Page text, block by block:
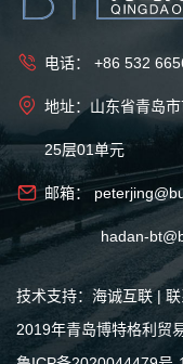
电话： +86 532
地址：山东省青岛
25层01单元
邮箱：
hadan-
技术支持：海诚互联|
2019年青岛博特格利贸